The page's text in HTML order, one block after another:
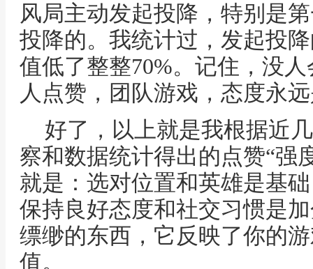
风局主动发起投降，特别是
投降的。我统计过，发起投
值低了整整70%。记住，没
人点赞，团队游戏，态度永
好了，以上就是我根据近
察和数据统计得出的点赞“强
就是：选对位置和英雄是基
保持良好态度和社交习惯是
缥缈的东西，它反映了你的
值。